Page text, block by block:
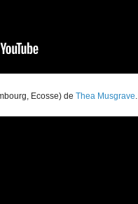
Ecosse) de Thea Musgrave